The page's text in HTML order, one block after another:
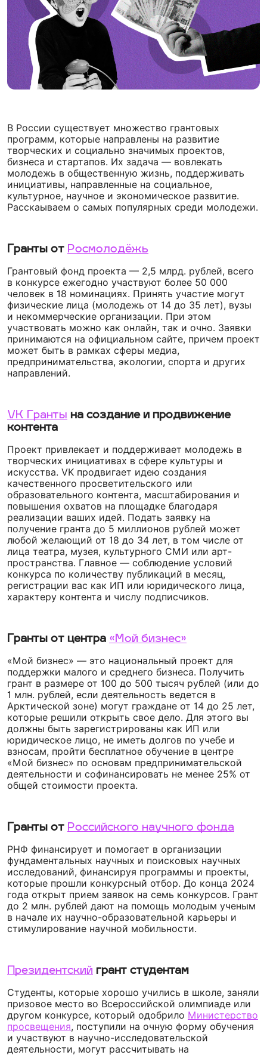
В России существует множество грантовых
программ, которые направлены на развитие
творческих и социально значимых проектов,
бизнеса и стартапов. Их задача — вовлекать
молодежь в общественную жизнь, поддерживать
инициативы, направленные на социальное,
культурное, научное и экономическое развитие.
Расскаываем о самых популярных среди молодежи.
Гранты от Росмолодёжь
Грантовый фонд проекта — 2,5 млрд. рублей, всего
в конкурсе ежегодно участвуют более 50 000
человек в 18 номинациях. Принять участие могут
физические лица (молодежь от 14 до 35 лет), вузы
и некоммерческие организации. При этом
участвовать можно как онлайн, так и очно. Заявки
принимаются на официальном сайте, причем проект
может быть в рамках сферы медиа,
предпринимательства, экологии, спорта и других
направлений.
VK Гранты на создание и продвижение
контента
Проект привлекает и поддерживает молодежь в
творческих инициативах в сфере культуры и
искусства. VK продвигает идею создания
качественного просветительского или
образовательного контента, масштабирования и
повышения охватов на площадке благодаря
реализации ваших идей. Подать заявку на
получение гранта до 5 миллионов рублей может
любой желающий от 18 до 34 лет, в том числе от
лица театра, музея, культурного СМИ или арт-
пространства. Главное — соблюдение условий
конкурса по количеству публикаций в месяц,
регистрации вас как ИП или юридического лица,
характеру контента и числу подписчиков.
Гранты от центра «Мой бизнес»
«Мой бизнес» — это национальный проект для
поддержки малого и среднего бизнеса. Получить
грант в размере от 100 до 500 тысяч рублей (или до
1 млн. рублей, если деятельность ведется в
Арктической зоне) могут граждане от 14 до 25 лет,
которые решили открыть свое дело. Для этого вы
должны быть зарегистрированы как ИП или
юридическое лицо, не иметь долгов по учебе и
взносам, пройти бесплатное обучение в центре
«Мой бизнес» по основам предпринимательской
деятельности и софинансировать не менее 25% от
общей стоимости проекта.
Гранты от Российского научного фонда
РНФ финансирует и помогает в организации
фундаментальных научных и поисковых научных
исследований, финансируя программы и проекты,
которые прошли конкурсный отбор. До конца 2024
года открыт прием заявок на семь конкурсов. Грант
до 2 млн. рублей дают на помощь молодым ученым
в начале их научно-образовательной карьеры и
стимулирование научной мобильности.
Президентский грант студентам
Студенты, которые хорошо учились в школе, заняли
призовое место во Всероссийской олимпиаде или
другом конкурсе, который одобрило Министерство
просвещения, поступили на очную форму обучения
и участвуют в научно-исследовательской
деятельности, могут рассчитывать на